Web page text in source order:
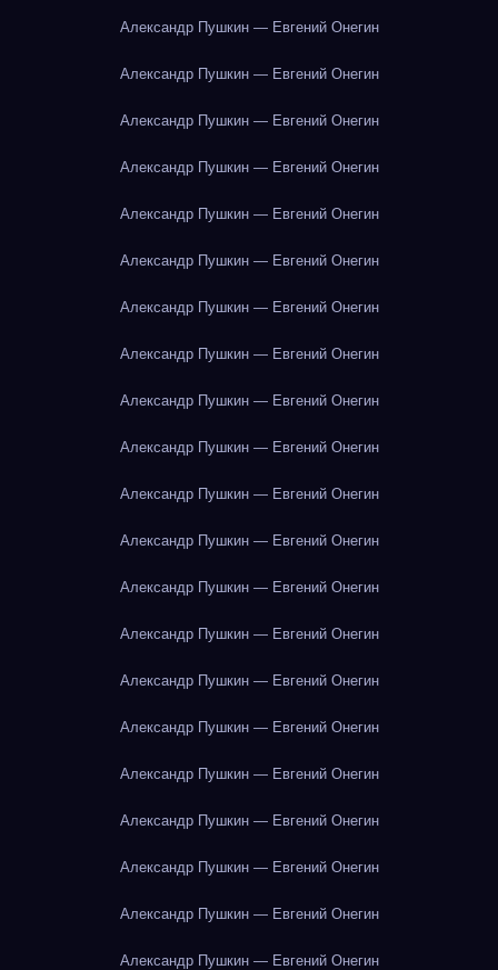
Александр Пушкин — Евгений Онегин
Александр Пушкин — Евгений Онегин
Александр Пушкин — Евгений Онегин
Александр Пушкин — Евгений Онегин
Александр Пушкин — Евгений Онегин
Александр Пушкин — Евгений Онегин
Александр Пушкин — Евгений Онегин
Александр Пушкин — Евгений Онегин
Александр Пушкин — Евгений Онегин
Александр Пушкин — Евгений Онегин
Александр Пушкин — Евгений Онегин
Александр Пушкин — Евгений Онегин
Александр Пушкин — Евгений Онегин
Александр Пушкин — Евгений Онегин
Александр Пушкин — Евгений Онегин
Александр Пушкин — Евгений Онегин
Александр Пушкин — Евгений Онегин
Александр Пушкин — Евгений Онегин
Александр Пушкин — Евгений Онегин
Александр Пушкин — Евгений Онегин
Александр Пушкин — Евгений Онегин